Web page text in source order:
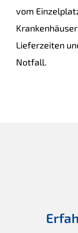
vom
Lieferzeiten
Notfall.